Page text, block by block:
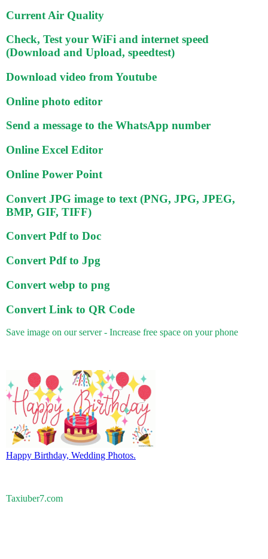
Current Air Quality
Check, Test your WiFi and internet speed
(Download and Upload, speedtest)
Download video from Youtube
Online photo editor
Send a message to the WhatsApp number
Online Excel Editor
Online Power Point
Convert JPG image to text (PNG, JPG, JPEG,
BMP, GIF, TIFF)
Convert Pdf to Doc
Convert Pdf to Jpg
Convert webp to png
Convert Link to QR Code
Save image on our server - Increase free space on your phone
Happy Birthday, Wedding Photos.
Taxiuber7.com